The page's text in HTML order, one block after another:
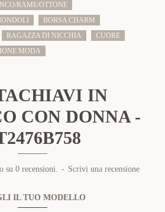
RAME/OTTONE
BORSA CHARM
RAGAZZA DI NICCHIA
CUORE
MODA
IN
CON DONNA -
su 0 recensioni. - Scrivi una recensione
IL TUO MODELLO